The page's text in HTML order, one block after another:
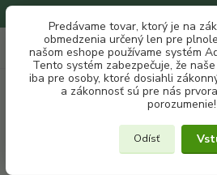
Predávame tovar, ktorý je na
obmedzenia určený len pre
našom eshope používame systém
Tento systém zabezpečuje, že
iba pre osoby, ktoré dosiahli
a zákonnosť sú pre nás
porozumenie!
Odísť
EUR
+421 907 302 607
(Po-Pia, 10 -18 hod.)